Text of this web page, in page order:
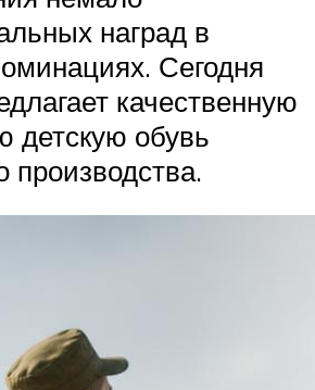
наград в
Сегодня
качественную
детскую обувь
производства.